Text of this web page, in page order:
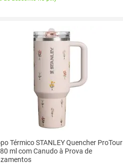
Térmico STANLEY Quencher ProTour
ml com Canudo à Prova de